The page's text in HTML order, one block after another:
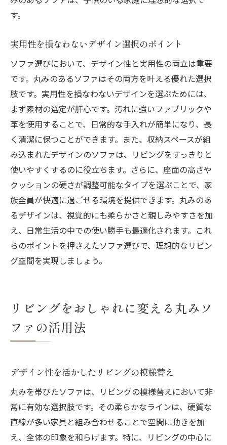
す。
実用性を損なわないデザイン選択のポイント
ソファ選びにおいて、デザイン性と実用性の両立は重要
です。丸みのあるソファはその両方を叶える優れた選択
肢です。実用性を損なわないデザインを選ぶためには、
まず素材の選定が肝心です。汚れに強いファブリックや
革を使用することで、日常的な手入れが簡単になり、長
く清潔に保つことができます。また、収納スペースが組
み込まれたデザインのソファは、リビングをすっきりと
使いやすくするのに役立ちます。さらに、座面の高さや
クッションの硬さが調整可能なタイプを選ぶことで、家
族全員が快適に過ごせる環境を提供できます。丸みのあ
るデザインは、視覚的にも柔らかさと親しみやすさを加
え、日常生活の中での使い勝手も最適化されます。これ
らのポイントを押さえたソファ選びで、理想的なリビン
グ空間を実現しましょう。
リビングをおしゃれに変える丸みソ
ファの活用法
デザイン性を活かしたリビングの模様替え
丸みを帯びたソファは、リビングの模様替えにおいて非
常に有効な選択肢です。その柔らかなラインは、硬質な
直線が多い家具と組み合わせることで空間に動きを加
え、全体の印象を和らげます。特に、リビングの中心に